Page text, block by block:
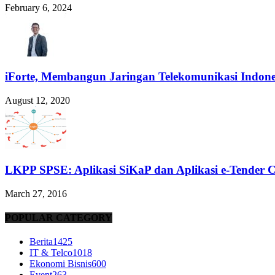
February 6, 2024
iForte, Membangun Jaringan Telekomunikasi
August 12, 2020
LKPP SPSE: Aplikasi SiKaP dan Aplikasi e-Tender
March 27, 2016
POPULAR CATEGORY
Berita1425
IT & Telco1018
Ekonomi Bisnis600